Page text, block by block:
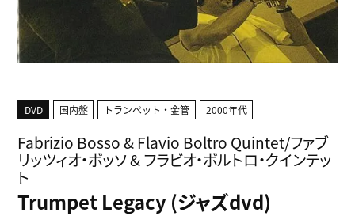
DVD 国内盤 トランペット・金管 2000年代
Fabrizio Bosso & Flavio Boltro Quintet/ファブ
リッツィオ・ボッソ & フラビオ・ボルトロ・クインテッ
ト
Trumpet Legacy (ジャズdvd)